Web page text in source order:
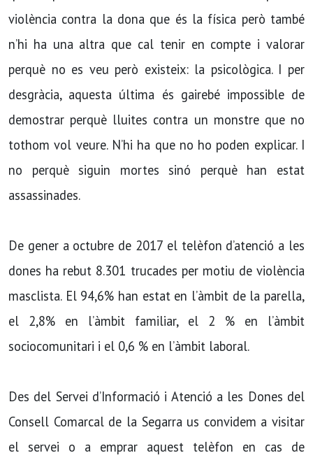
violència contra la dona que és la física però també
n’hi ha una altra que cal tenir en compte i valorar
perquè no es veu però existeix: la psicològica. I per
desgràcia, aquesta última és gairebé impossible de
demostrar perquè lluites contra un monstre que no
tothom vol veure. N’hi ha que no ho poden explicar. I
no perquè siguin mortes sinó perquè han estat
assassinades.
De gener a octubre de 2017 el telèfon d’atenció a les
dones ha rebut 8.301 trucades per motiu de violència
masclista. El 94,6% han estat en l’àmbit de la parella,
el 2,8% en l’àmbit familiar, el 2 % en l’àmbit
sociocomunitari i el 0,6 % en l’àmbit laboral.
Des del Servei d’Informació i Atenció a les Dones del
Consell Comarcal de la Segarra us convidem a visitar
el servei o a emprar aquest telèfon en cas de